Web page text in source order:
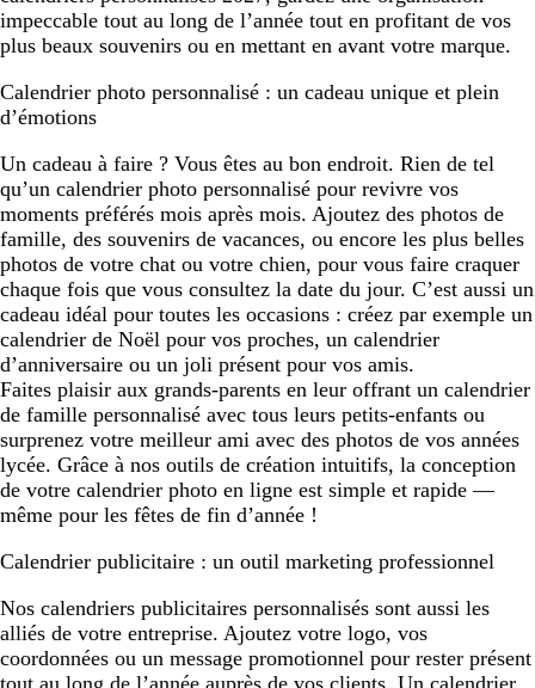
impeccable tout au long de l’année tout en profitant de vos
plus beaux souvenirs ou en mettant en avant votre marque.
Calendrier photo personnalisé : un cadeau unique et plein
d’émotions
Un cadeau à faire ? Vous êtes au bon endroit. Rien de tel
qu’un calendrier photo personnalisé pour revivre vos
moments préférés mois après mois. Ajoutez des photos de
famille, des souvenirs de vacances, ou encore les plus belles
photos de votre chat ou votre chien, pour vous faire craquer
chaque fois que vous consultez la date du jour. C’est aussi un
cadeau idéal pour toutes les occasions : créez par exemple un
calendrier de Noël pour vos proches, un calendrier
d’anniversaire ou un joli présent pour vos amis.
Faites plaisir aux grands-parents en leur offrant un calendrier
de famille personnalisé avec tous leurs petits-enfants ou
surprenez votre meilleur ami avec des photos de vos années
lycée. Grâce à nos outils de création intuitifs, la conception
de votre calendrier photo en ligne est simple et rapide —
même pour les fêtes de fin d’année !
Calendrier publicitaire : un outil marketing professionnel
Nos calendriers publicitaires personnalisés sont aussi les
alliés de votre entreprise. Ajoutez votre logo, vos
coordonnées ou un message promotionnel pour rester présent
tout au long de l’année auprès de vos clients. Un calendrier